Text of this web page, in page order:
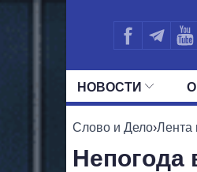
НОВОСТИ
Слово и Дело›Лента
Непогода